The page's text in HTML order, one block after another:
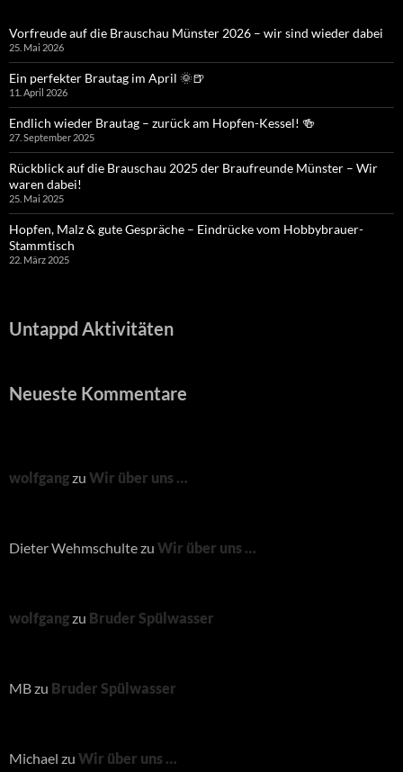
Vorfreude auf die Brauschau Münster 2026 – wir sind wieder dabei
25. Mai 2026
Ein perfekter Brautag im April 🌞🍺
11. April 2026
Endlich wieder Brautag – zurück am Hopfen-Kessel! 🍻
27. September 2025
Rückblick auf die Brauschau 2025 der Braufreunde Münster – Wir
waren dabei!
25. Mai 2025
Hopfen, Malz & gute Gespräche – Eindrücke vom Hobbybrauer-
Stammtisch
22. März 2025
Untappd Aktivitäten
Neueste Kommentare
wolfgangzu Wir über uns …
Dieter Wehmschultezu Wir über uns …
wolfgangzu Bruder Spülwasser
MBzu Bruder Spülwasser
Michael zu Wir über uns …